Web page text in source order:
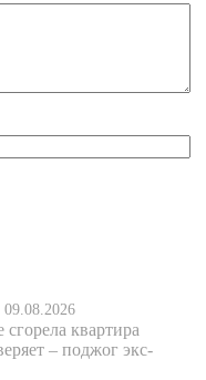
09.08.2026
квартира
– поджог экс-